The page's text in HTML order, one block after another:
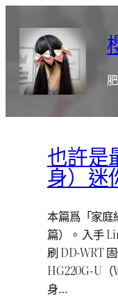
也許是
身）迷
本篇爲「家庭
篇）。 入手
刷 DD-WRT
HG220G-U（
身…